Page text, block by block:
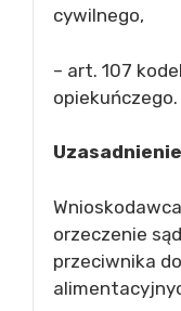
cywilnego,
– art. 107
opiekuńczego.
orzeczenie
przeciwnika